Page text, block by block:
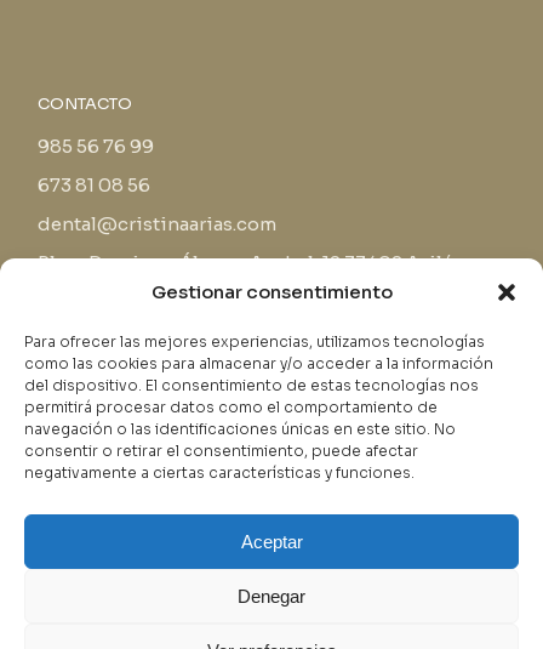
Gestionar consentimiento
Para ofrecer las mejores experiencias, utilizamos tecnologías
como las cookies para almacenar y/o acceder a la información
del dispositivo. El consentimiento de estas tecnologías nos
permitirá procesar datos como el comportamiento de
navegación o las identificaciones únicas en este sitio. No
consentir o retirar el consentimiento, puede afectar
negativamente a ciertas características y funciones.
Aceptar
Denegar
CONTACTO
985 56 76 99
673 81 08 56
dental@cristinaarias.com
Plaza Domingo Álvarez Acebal, 12 33402 Avilés
Política privacidad